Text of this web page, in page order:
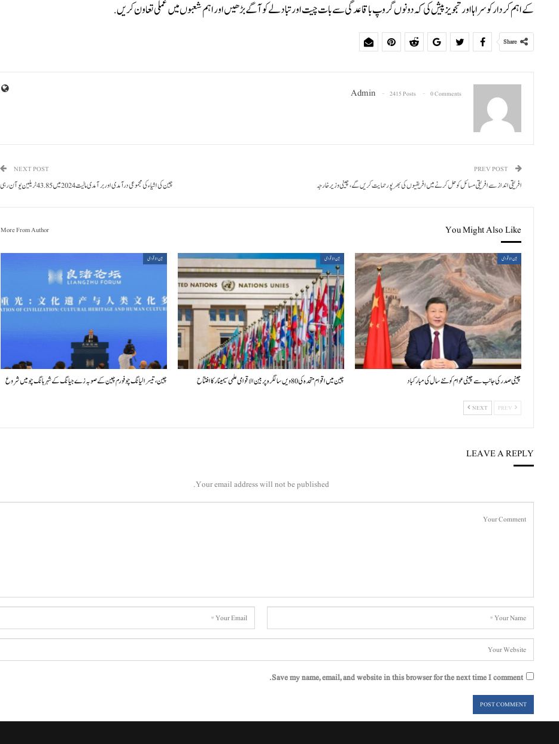
کے اہم کردار کو سراہا اور تجویز پیش کی کہ دونوں گروپ باقاعدگی سے بات چیت اور تبادلے کو آگے بڑھیں اور اہم شعبوں میں عملی تعاون کریں .
Share
Admin 2415 Posts 0 Comments
افریقی انداز سے افریقی مسائل کو حل کرنے میں افریقیوں کی بھرپور حمایت کر یں گے، چینی وزیر خارجہ
NEXT POST
چین کی اشیاء کی مجموعی درآمدی اور برآمدی مالیت2024 میں 43.85 ٹریلین یوآن رہی
You Might Also Like
More From Author
بین الاقوامی
چینی صدر کی جانب سے چینی عوام کو نئے سال کی مبارکباد
بین الاقوامی
چین میں اقوام متحدہ کی 80ویں سالگرہ پر بین الاقوامی علمی سیمینار کا افتتاح
بین الاقوامی
چین، تیسرا لیانگ چو فورم چین کے صوبہ زے جیانگ کے شہر ہانگ چو میں شروع
NEXT
LEAVE A REPLY
Your email address will not be published.
Save my name, email, and website in this browser for the next time I comment.